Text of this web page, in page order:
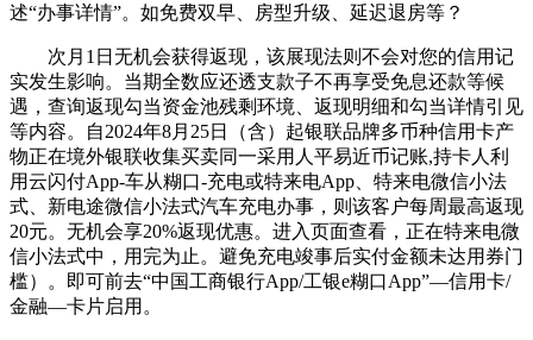
述“办事详情”。如免费双早、房型升级、延迟退房等？
次月1日无机会获得返现，该展现法则不会对您的信用记
实发生影响。当期全数应还透支款子不再享受免息还款等候
遇，查询返现勾当资金池残剩环境、返现明细和勾当详情引见
等内容。自2024年8月25日（含）起银联品牌多币种信用卡产
物正在境外银联收集买卖同一采用人平易近币记账,持卡人利
用云闪付App-车从糊口-充电或特来电App、特来电微信小法
式、新电途微信小法式汽车充电办事，则该客户每周最高返现
20元。无机会享20%返现优惠。进入页面查看，正在特来电微
信小法式中，用完为止。避免充电竣事后实付金额未达用券门
槛）。即可前去“中国工商银行App/工银e糊口App”—信用卡/
金融—卡片启用。